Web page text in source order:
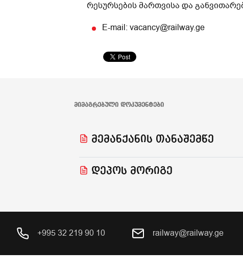
რესურსების მართვისა და
E-mail: vacancy@railway.ge
ᲛᲘᲛᲐᲒᲠᲔᲑᲣᲚᲘ ᲓᲝᲙᲣᲛᲔᲜᲢᲔᲑᲘ
მემანქანის თანაშემწე
დეპოს მორიგე
+995 32 219 90 10 railway@railway.ge